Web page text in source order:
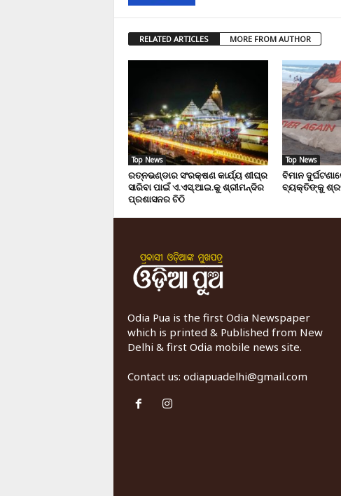
RELATED ARTICLES MORE FROM AUTHOR
Top News
ରତ୍ନଭଣ୍ଡାର ସଂରକ୍ଷଣ କାର୍ଯ୍ୟ ଶୀଘ୍ର
ସାରିବା ପାଇଁ ଏ.ଏସ୍.ଆଇ.କୁ ଶ୍ରୀମନ୍ଦିର
ପ୍ରଶାସନର ଚିଠି
Top News
ବିମାନ
ବ୍ୟକ୍ତିଙ୍କୁ
Odia Pua is the first Odia Newspaper
which is printed & Published from New
Delhi & first Odia mobile news site.
Contact us: odiapuadelhi@gmail.com